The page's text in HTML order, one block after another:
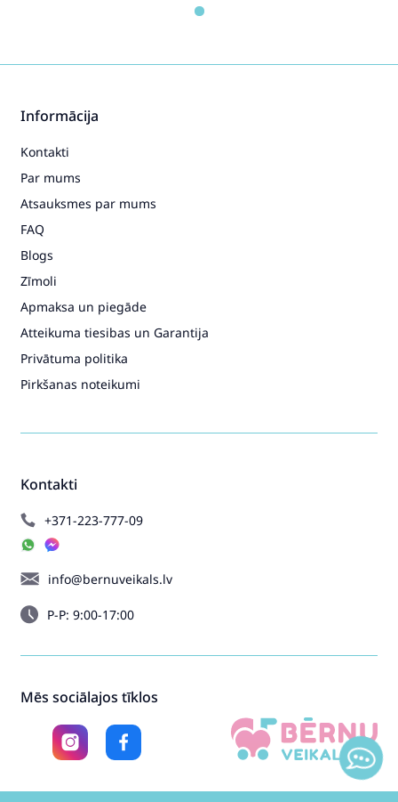
Kontakti
+371-223-777-09
info@bernuveikals.lv
P-P: 9:00-17:00
Informācija
Kontakti
Par mums
Atsauksmes par mums
FAQ
Blogs
Zīmoli
Apmaksa un piegāde
Atteikuma tiesibas un Garantija
Privātuma politika
Pirkšanas noteikumi
Mēs sociālajos tīklos